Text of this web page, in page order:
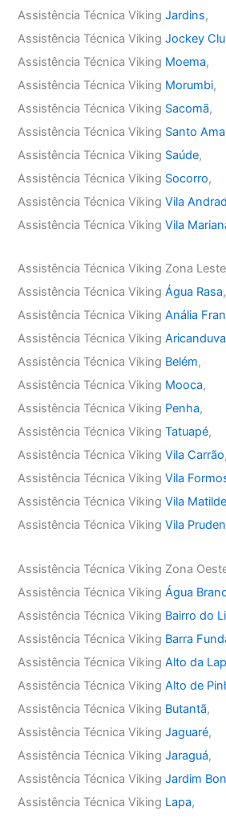
Assistência Técnica VikingJardins,
Assistência Técnica VikingJockey
Assistência Técnica Viking Moema,
Assistência Técnica Viking Morumbi,
Assistência Técnica Viking Sacomã,
Assistência Técnica Viking Santo
Assistência Técnica Viking Saúde,
Assistência Técnica Viking Socorro,
Assistência Técnica VikingVila
Assistência Técnica VikingVila
Assistência Técnica Viking Zona Leste
Assistência Técnica VikingÁgua Rasa,
Assistência Técnica VikingAnália
Assistência Técnica VikingAricanduva
Assistência Técnica Viking Belém,
Assistência Técnica Viking Mooca,
Assistência Técnica Viking Penha,
Assistência Técnica VikingTatuapé,
Assistência Técnica VikingVila Carrão,
Assistência Técnica VikingVila
Assistência Técnica VikingVila Matilde
Assistência Técnica VikingVila
Assistência Técnica Viking Zona
Assistência Técnica VikingÁgua
Assistência Técnica Viking Bairro do
Assistência Técnica Viking Barra
Assistência Técnica VikingAlto da
Assistência Técnica VikingAlto de
Assistência Técnica Viking Butantã,
Assistência Técnica VikingJaguaré,
Assistência Técnica VikingJaraguá,
Assistência Técnica VikingJardim
Assistência Técnica Viking Lapa,